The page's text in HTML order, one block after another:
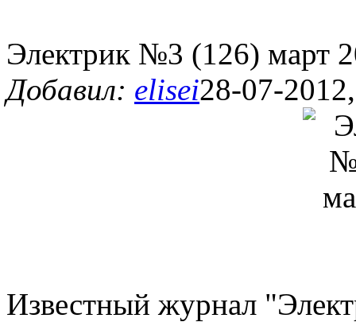
Электрик №3 (126) март
Добавил: elisei28-07-
Известный журнал